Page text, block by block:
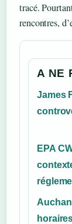
tracé.
rencontres,
A NE
James
EPA